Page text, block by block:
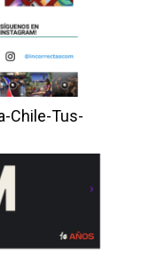
Chile-Tus-